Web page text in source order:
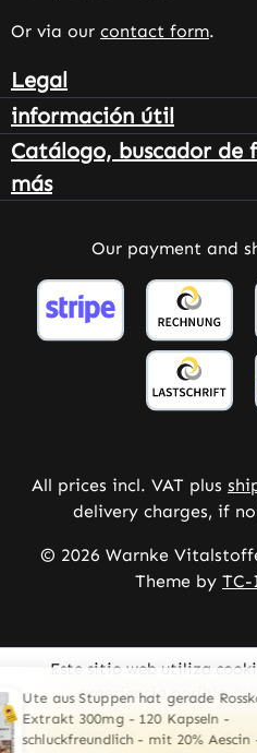
Or via our contact form.
Legal
información útil
Catálogo, buscador de
más
Our payment and
All prices incl. VAT plus
delivery charges, if
© 2026 Warnke
Theme by
Este sitio web utiliza
experiencia posible.
Solo los
Configurar